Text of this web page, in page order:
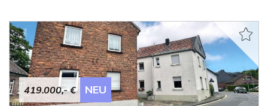
419.000,- € NEU